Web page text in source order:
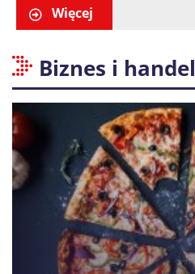
Więcej
Biznes i handel